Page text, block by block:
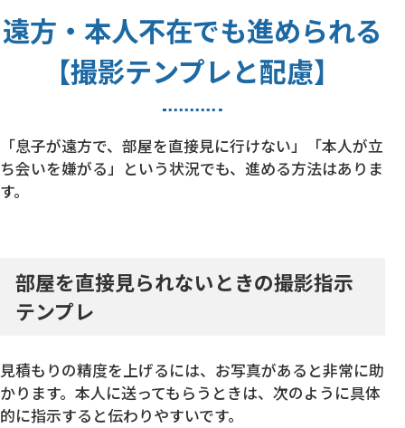
遠方・本人不在でも進められる
【撮影テンプレと配慮】
「息子が遠方で、部屋を直接見に行けない」「本人が立
ち会いを嫌がる」という状況でも、進める方法はありま
す。
部屋を直接見られないときの撮影指示
テンプレ
見積もりの精度を上げるには、お写真があると非常に助
かります。本人に送ってもらうときは、次のように具体
的に指示すると伝わりやすいです。